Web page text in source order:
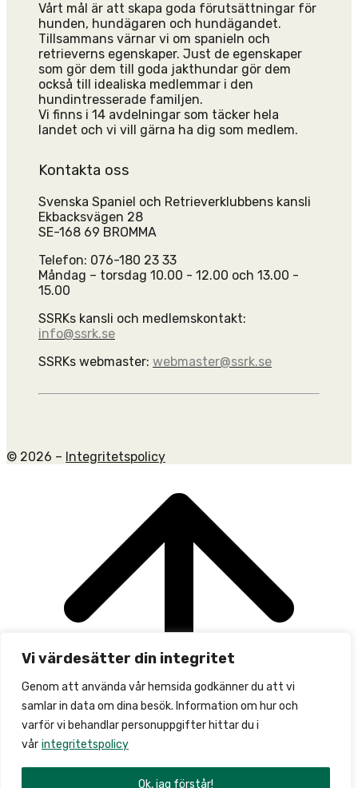
Vi värdesätter din integritet
Genom att använda vår hemsida godkänner du att vi
samlar in data om dina besök. Information om hur och
varför vi behandlar personuppgifter hittar du i
vår integritetspolicy
Ok, jag förstår!
Vårt mål är att skapa goda förutsättningar för
hunden, hundägaren och hundägandet.
Tillsammans värnar vi om spanieln och
retrieverns egenskaper. Just de egenskaper
som gör dem till goda jakthundar gör dem
också till idealiska medlemmar i den
hundintresserade familjen.
Vi finns i 14 avdelningar som täcker hela
landet och vi vill gärna ha dig som medlem.
Kontakta oss
Svenska Spaniel och Retrieverklubbens kansli
Ekbacksvägen 28
SE-168 69 BROMMA
Telefon: 076-180 23 33
Måndag – torsdag 10.00 - 12.00 och 13.00 -
15.00
SSRKs kansli och medlemskontakt:
info@ssrk.se
SSRKs webmaster: webmaster@ssrk.se
© 2026 – Integritetspolicy